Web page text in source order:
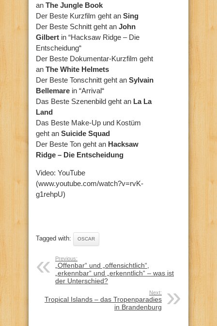
an The Jungle Book
Der Beste Kurzfilm geht an Sing
Der Beste Schnitt geht an John
Gilbert in “Hacksaw Ridge – Die
Entscheidung“
Der Beste Dokumentar-Kurzfilm geht
an The White Helmets
Der Beste Tonschnitt geht an Sylvain
Bellemare in “Arrival“
Das Beste Szenenbild geht an La La
Land
Das Beste Make-Up und Kostüm
geht an Suicide Squad
Der Beste Ton geht an Hacksaw
Ridge – Die Entscheidung
Video: YouTube
(www.youtube.com/watch?v=rvK-
g1rehpU)
Tagged with: OSCAR
Previous:
„Offenbar“ und „offensichtlich“,
„erkennbar“ und „erkenntlich“ – was ist
der Unterschied?
Next:
Tropical Islands – das Tropenparadies
in Brandenburg